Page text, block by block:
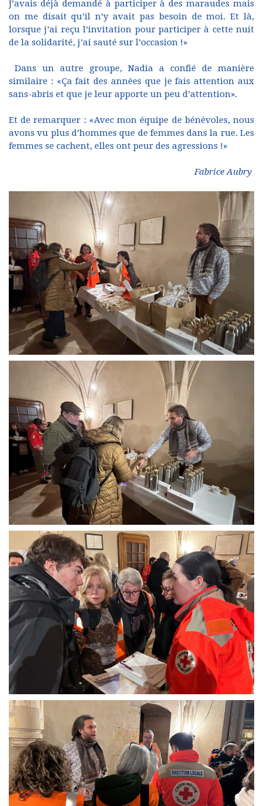
J’avais déjà demandé à participer à des maraudes mais
on me disait qu’il n’y avait pas besoin de moi. Et là,
lorsque j’ai reçu l’invitation pour participer à cette nuit
de la solidarité, j’ai sauté sur l’occasion !»
Dans un autre groupe, Nadia a confié de manière
similaire : «Ça fait des années que je fais attention aux
sans-abris et que je leur apporte un peu d’attention».
Et de remarquer : «Avec mon équipe de bénévoles, nous
avons vu plus d’hommes que de femmes dans la rue. Les
femmes se cachent, elles ont peur des agressions !»
Fabrice Aubry